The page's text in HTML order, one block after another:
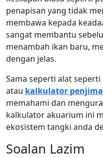
penapisan yang tidak
membawa kepada
sangat membantu
menambah ikan baru,
dengan jelas.
Sama seperti alat seperti
atau kalkulator
memahami dan
kalkulator akuarium ini
ekosistem tangki anda
Soalan Lazim